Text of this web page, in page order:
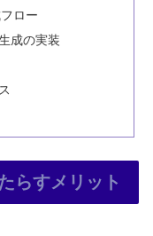
ロー
成の実装
らすメリット